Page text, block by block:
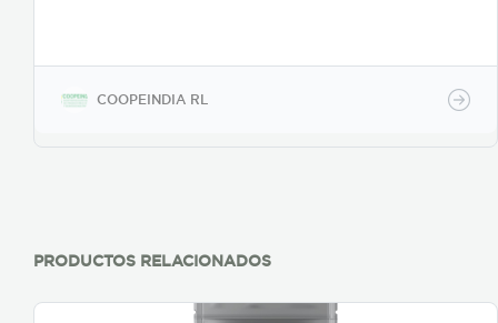
COOPEINDIA RL
PRODUCTOS RELACIONADOS